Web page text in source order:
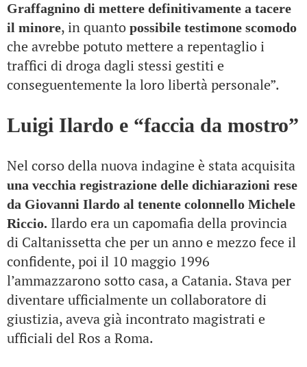
Graffagnino di mettere definitivamente a tacere
il minore, in quanto possibile testimone scomodo
che avrebbe potuto mettere a repentaglio i
traffici di droga dagli stessi gestiti e
conseguentemente la loro libertà personale”.
Luigi Ilardo e “faccia da mostro”
Nel corso della nuova indagine è stata acquisita
una vecchia registrazione delle dichiarazioni rese
da Giovanni Ilardo al tenente colonnello Michele
Riccio. Ilardo era un capomafia della provincia
di Caltanissetta che per un anno e mezzo fece il
confidente, poi il 10 maggio 1996
l’ammazzarono sotto casa, a Catania. Stava per
diventare ufficialmente un collaboratore di
giustizia, aveva già incontrato magistrati e
ufficiali del Ros a Roma.